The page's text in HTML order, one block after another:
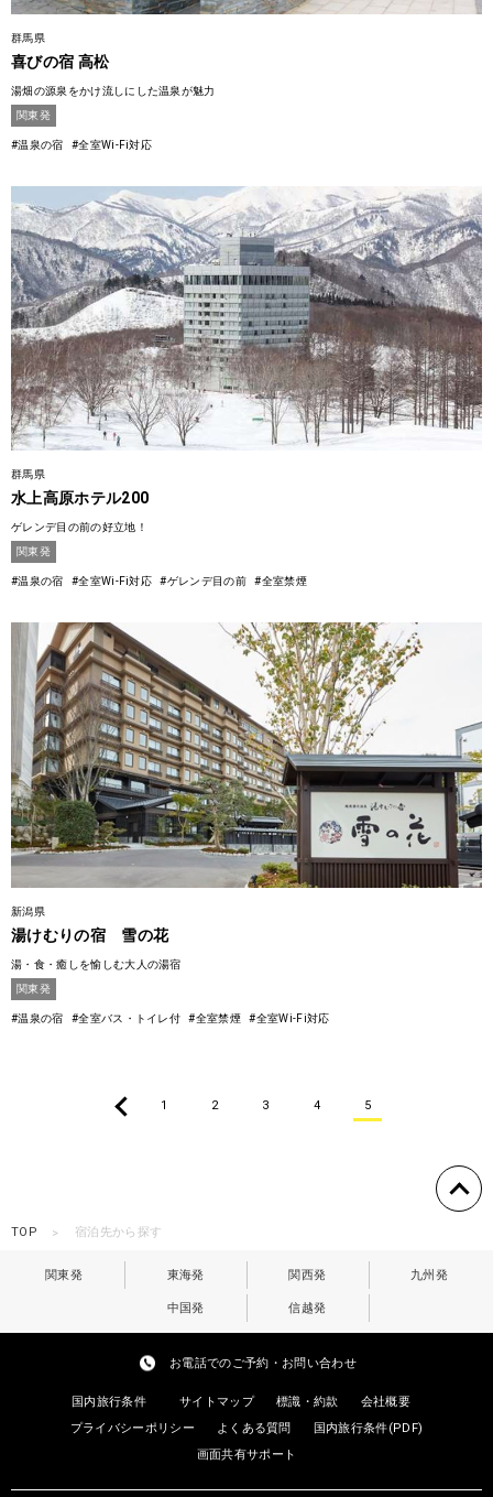
群馬県
喜びの宿 高松
湯畑の源泉をかけ流しにした温泉が魅力
関東発
#温泉の宿 #全室Wi-Fi対応
群馬県
水上高原ホテル200
ゲレンデ目の前の好立地！
関東発
#温泉の宿 #全室Wi-Fi対応 #ゲレンデ目の前 #全室禁煙
新潟県
湯けむりの宿 雪の花
湯・食・癒しを愉しむ大人の湯宿
関東発
#温泉の宿 #全室バス・トイレ付 #全室禁煙 #全室Wi-Fi対応
1 2 3 4 5
TOP 宿泊先から探す
関東発 東海発 関西発 九州発
中国発 信越発
お電話でのご予約・お問い合わせ
国内旅行条件 サイトマップ 標識・約款
会社概要
プライバシーポリシー
よくある質問
国内旅行条件(PDF)
画面共有サポート